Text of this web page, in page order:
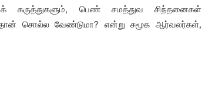
கருத்துகளும், பெண் சமத்துவ சிந்தனைகள்
சொல்ல வேண்டுமா? என்று சமூக ஆர்வலர்கள்,